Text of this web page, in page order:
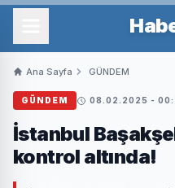
Ana Sayfa GÜNDEM
GÜNDEM 08.02.2025 -
İstanbul
kontrol altında!